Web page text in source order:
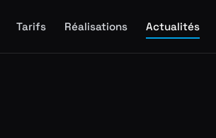
Tarifs Réalisations Actualités